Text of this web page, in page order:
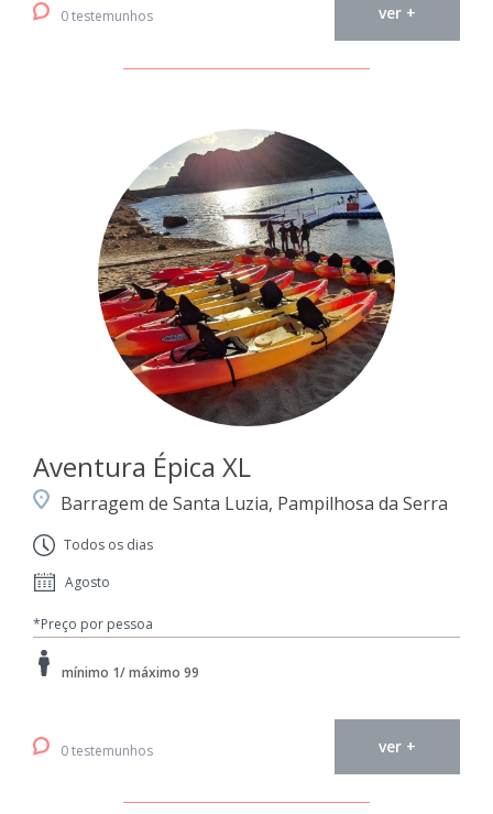
0 testemunhos ver +
Aventura Épica XL
Barragem de Santa Luzia, Pampilhosa da Serra
Todos os dias
Agosto
*Preço por pessoa
mínimo 1/ máximo 99
0 testemunhos ver +